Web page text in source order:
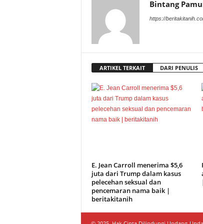
Bintang
https://
ARTIKEL TERKAIT DARI PENULIS
E. Jean Carroll menerima $5,6
juta dari Trump dalam kasus
pelecehan seksual dan
pencemaran nama baik |
beritakitanih